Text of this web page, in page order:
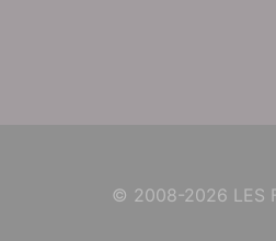
© 2008-2026 LES